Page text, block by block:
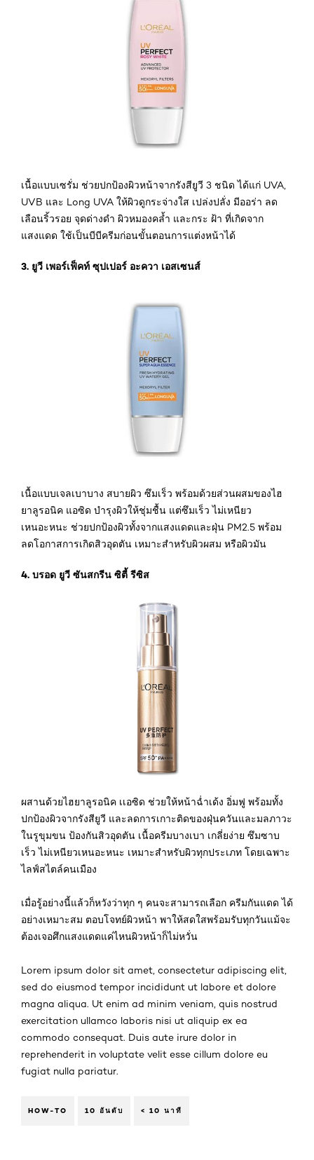
เนื้อแบบเซรั่ม ช่วยปกป้องผิวหน้าจากรังสียูวี 3 ชนิด ได้แก่ UVA,
UVB และ Long UVA ให้ผิวดูกระจ่างใส เปล่งปลั่ง มีออร่า ลด
เลือนริ้วรอย จุดด่างดำ ผิวหมองคล้ำ และกระ ฝ้า ที่เกิดจาก
แสงแดด ใช้เป็นบีบีครีมก่อนขั้นตอนการแต่งหน้าได้
3. ยูวี เพอร์เฟ็คท์ ซุปเปอร์ อะควา เอสเซนส์
เนื้อแบบเจลเบาบาง สบายผิว ซึมเร็ว พร้อมด้วยส่วนผสมของไฮ
ยาลูรอนิค แอซิด บำรุงผิวให้ชุ่มชื้น แต่ซึมเร็ว ไม่เหนียว
เหนอะหนะ ช่วยปกป้องผิวทั้งจากแสงแดดและฝุ่น PM2.5 พร้อม
ลดโอกาสการเกิดสิวอุดตัน เหมาะสำหรับผิวผสม หรือผิวมัน
4. บรอด ยูวี ซันสกรีน ซิตี้ รีซิส
ผสานด้วยไฮยาลูรอนิค เเอซิด ช่วยให้หน้าฉ่ำเด้ง อิ่มฟู พร้อมทั้ง
ปกป้องผิวจากรังสียูวี และลดการเกาะติดของฝุ่นควันและมลภาวะ
ในรูขุมขน ป้องกันสิวอุดตัน เนื้อครีมบางเบา เกลี่ยง่าย ซึมซาบ
เร็ว ไม่เหนียวเหนอะหนะ เหมาะสำหรับผิวทุกประเภท โดยเฉพาะ
ไลฟ์สไตล์คนเมือง
เมื่อรู้อย่างนี้แล้วก็หวังว่าทุก ๆ คนจะสามารถเลือก ครีมกันแดด ได้
อย่างเหมาะสม ตอบโจทย์ผิวหน้า พาให้สดใสพร้อมรับทุกวันแม้จะ
ต้องเจอศึกแสงแดดแค่ไหนผิวหน้าก็ไม่หวั่น
Lorem ipsum dolor sit amet, consectetur adipiscing elit,
sed do eiusmod tempor incididunt ut labore et dolore
magna aliqua. Ut enim ad minim veniam, quis nostrud
exercitation ullamco laboris nisi ut aliquip ex ea
commodo consequat. Duis aute irure dolor in
reprehenderit in voluptate velit esse cillum dolore eu
fugiat nulla pariatur.
HOW-TO 10 อันดับ < 10 นาที